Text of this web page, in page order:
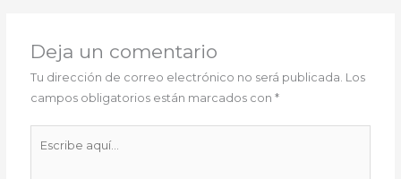
Deja un comentario
Tu dirección de correo electrónico no será publicada. Los
campos obligatorios están marcados con*